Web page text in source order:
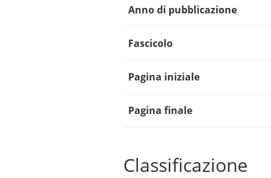
Anno di pubblicazione
Fascicolo
Pagina iniziale
Pagina finale
Classificazione